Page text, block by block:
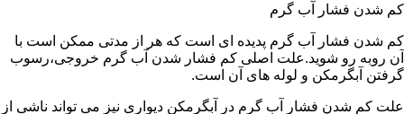
کم شدن فشار آب گرم
کم شدن فشار آب گرم پدیده ای است که هر از مدتی ممکن است با
آن روبه رو شوید.علت اصلی کم فشار شدن آب گرم خروجی،رسوب
گرفتن آبگرمکن و لوله های آن است.
علت کم شدن فشار آب گرم در آبگرمکن دیواری نیز می تواند ناشی از